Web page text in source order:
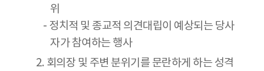
위
- 정치적 및 종교적 의견대립이 예상되는 당사
자가 참여하는 행사
2. 회의장 및 주변 분위기를 문란하게 하는 성격